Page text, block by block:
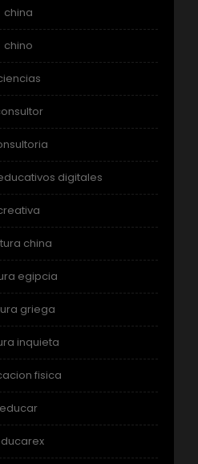
china
chino
digitales
china
egipcia
griega
inquieta
fisica
educar